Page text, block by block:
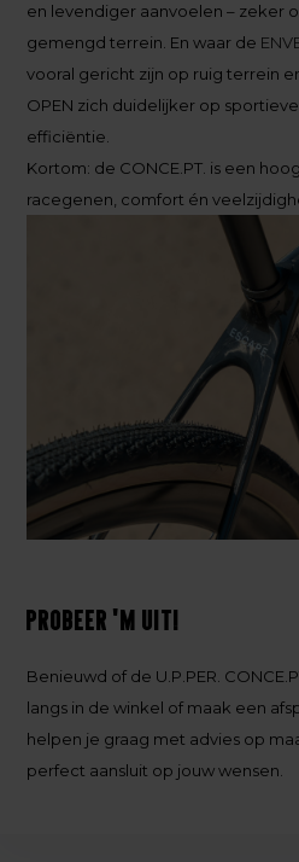
en levendiger aanvoelen – zeker
gemengd terrein. En waar de
vooral gericht zijn op ruig terrein
OPEN zich duidelijker op
efficiëntie.
Kortom: de CONCE.PT. is een
racegenen, comfort én
Probeer 'm uit!
Benieuwd of de U.P.PER.
langs in de winkel of maak een
helpen je graag met advies op
perfect aansluit op jouw wensen.